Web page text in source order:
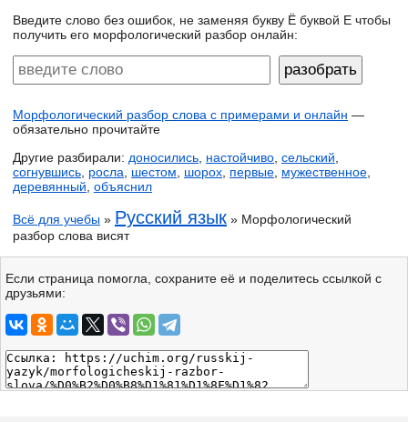
Введите слово без ошибок, не заменяя букву Ё буквой Е чтобы
получить его морфологический разбор онлайн:
Морфологический разбор слова с примерами и онлайн —
обязательно прочитайте
Другие разбирали: доносились настойчиво сельский
согнувшись росла шестом шорох первые мужественное
деревянный объяснил
Всё для учебы » Русский язык » Морфологический
разбор слова висят
Если страница помогла, сохраните её и поделитесь ссылкой с
друзьями: